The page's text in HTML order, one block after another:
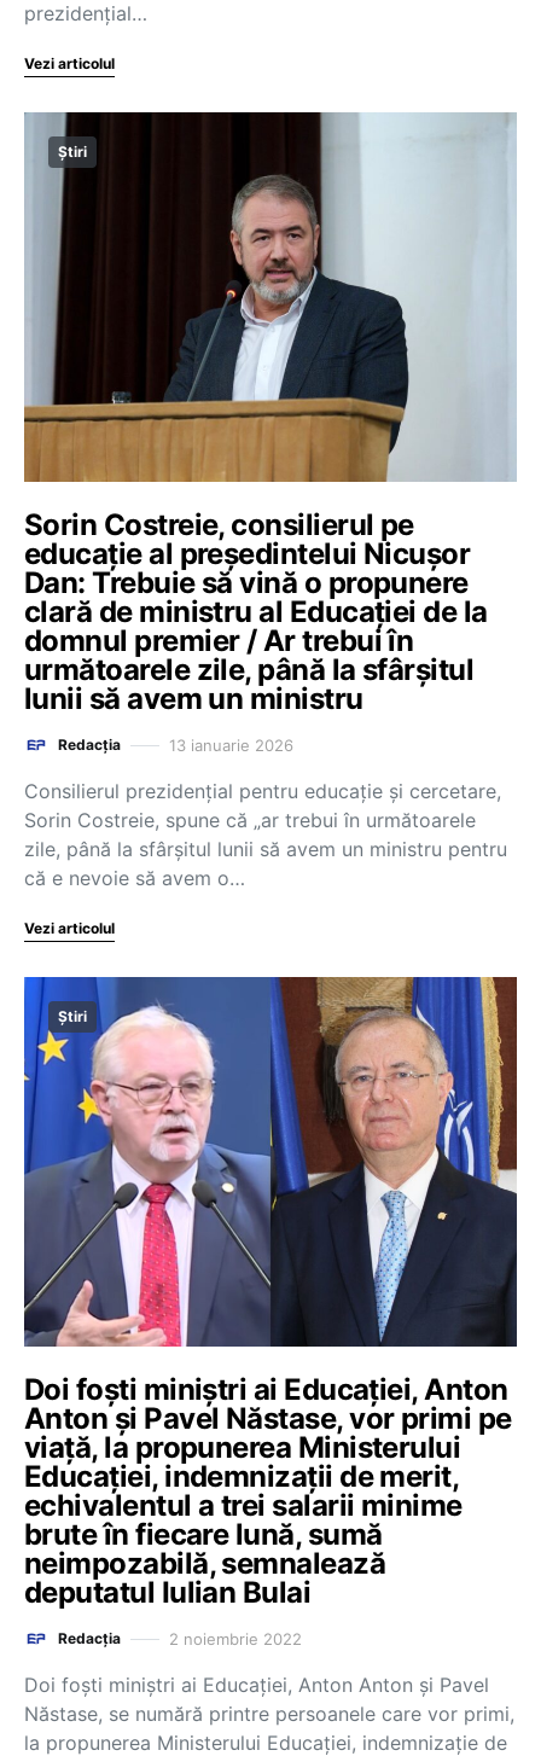
prezidențial…
Vezi articolul
Știri
Sorin Costreie, consilierul pe
educație al președintelui Nicușor
Dan: Trebuie să vină o propunere
clară de ministru al Educației de la
domnul premier / Ar trebui în
următoarele zile, până la sfârșitul
lunii să avem un ministru
Redacția 13 ianuarie 2026
Consilierul prezidențial pentru educație și cercetare,
Sorin Costreie, spune că „ar trebui în următoarele
zile, până la sfârșitul lunii să avem un ministru pentru
că e nevoie să avem o…
Vezi articolul
Știri
Doi foști miniștri ai Educației, Anton
Anton și Pavel Năstase, vor primi pe
viață, la propunerea Ministerului
Educației, indemnizații de merit,
echivalentul a trei salarii minime
brute în fiecare lună, sumă
neimpozabilă, semnalează
deputatul Iulian Bulai
Redacția 2 noiembrie 2022
Doi foști miniștri ai Educației, Anton Anton și Pavel
Năstase, se numără printre persoanele care vor primi,
la propunerea Ministerului Educației, indemnizație de